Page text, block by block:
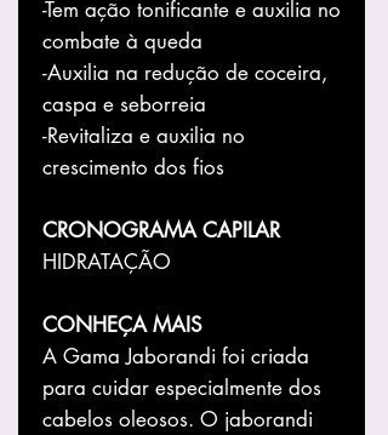
-Tem ação tonificante e auxilia no
combate à queda
-Auxilia na redução de coceira,
caspa e seborreia
-Revitaliza e auxilia no
crescimento dos fios
CRONOGRAMA CAPILAR
HIDRATAÇÃO
CONHEÇA MAIS
A Gama Jaborandi foi criada
para cuidar especialmente dos
cabelos oleosos. O jaborandi